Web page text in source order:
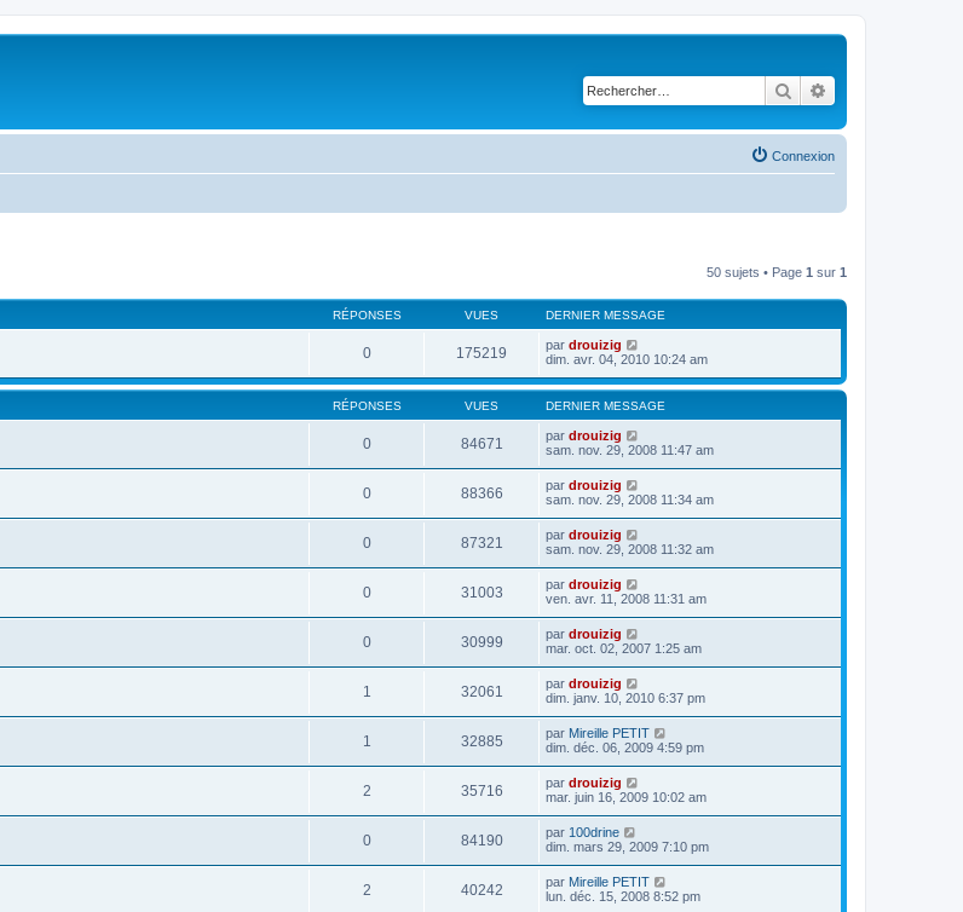
Rechercher
Connexion
50 sujets • Page 1 sur 1
RÉPONSES VUES DERNIER MESSAGE
0 175219 par drouizig
dim. avr. 04, 2010 10:24 am
RÉPONSES VUES DERNIER MESSAGE
0 84671 par drouizig
sam. nov. 29, 2008 11:47 am
0 88366 par drouizig
sam. nov. 29, 2008 11:34 am
0 87321 par drouizig
sam. nov. 29, 2008 11:32 am
0 31003 par drouizig
ven. avr. 11, 2008 11:31 am
0 30999 par drouizig
mar. oct. 02, 2007 1:25 am
1 32061 par drouizig
dim. janv. 10, 2010 6:37 pm
1 32885 par Mireille PETIT
dim. déc. 06, 2009 4:59 pm
2 35716 par drouizig
mar. juin 16, 2009 10:02 am
0 84190 par 100drine
dim. mars 29, 2009 7:10 pm
2 40242 par Mireille PETIT
lun. déc. 15, 2008 8:52 pm